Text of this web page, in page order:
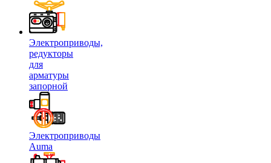
Электроприводы,
редукторы
для
арматуры
запорной
Электроприводы
Auma